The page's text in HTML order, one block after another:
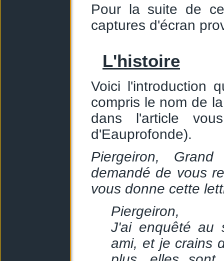
Pour la suite de
captures d'écran
L'histoire
Voici l'introduction
compris le nom de
dans l'article
d'Eauprofonde).
Piergeiron,
demandé de vous
vous donne cette
Piergeiron,
J'ai enquêté au
ami, et je crains